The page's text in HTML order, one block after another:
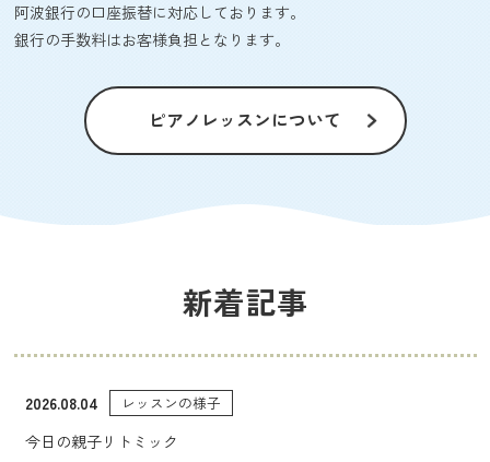
阿波銀行の口座振替に対応しております。
銀行の手数料はお客様負担となります。
ピアノレッスンについて
新着記事
2026.08.04 レッスンの様子
今日の親子リトミック